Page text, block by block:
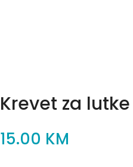
Krevet za
15.00 KM